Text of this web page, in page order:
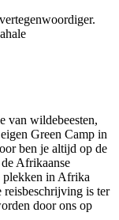
van wildebeesten,
Green Camp in
ben je altijd op de
Afrikaanse
plekken in Afrika
reisbeschrijving is ter
door ons op